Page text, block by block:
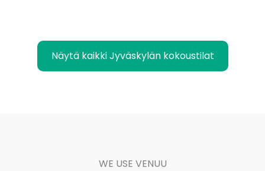
Näytä kaikki Jyväskylän kokoustilat
WE USE VENUU